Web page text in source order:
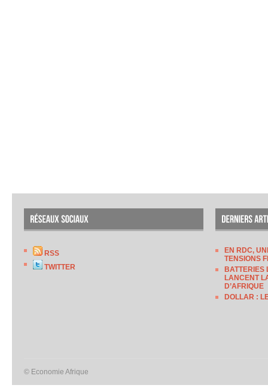
RSS
TWITTER
EN RDC,
TENSIONS
BATTERIES
LANCENT
D’AFRIQUE
DOLLAR :
© Economie Afrique